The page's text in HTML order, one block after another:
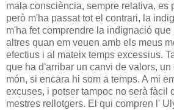
mala consciència, sempre relativa, es
però m'ha passat tot el contrari, la
m'ha fet comprendre la indignació
altres quan em veuen amb els meus
efectius i al mateix temps excessius.
que ha d'arribar un canvi de valors,
món, si encara hi som a temps. A mi
excuses, i potser tampoc no serà fàcil
mestres rellotgers. El qui compren l'